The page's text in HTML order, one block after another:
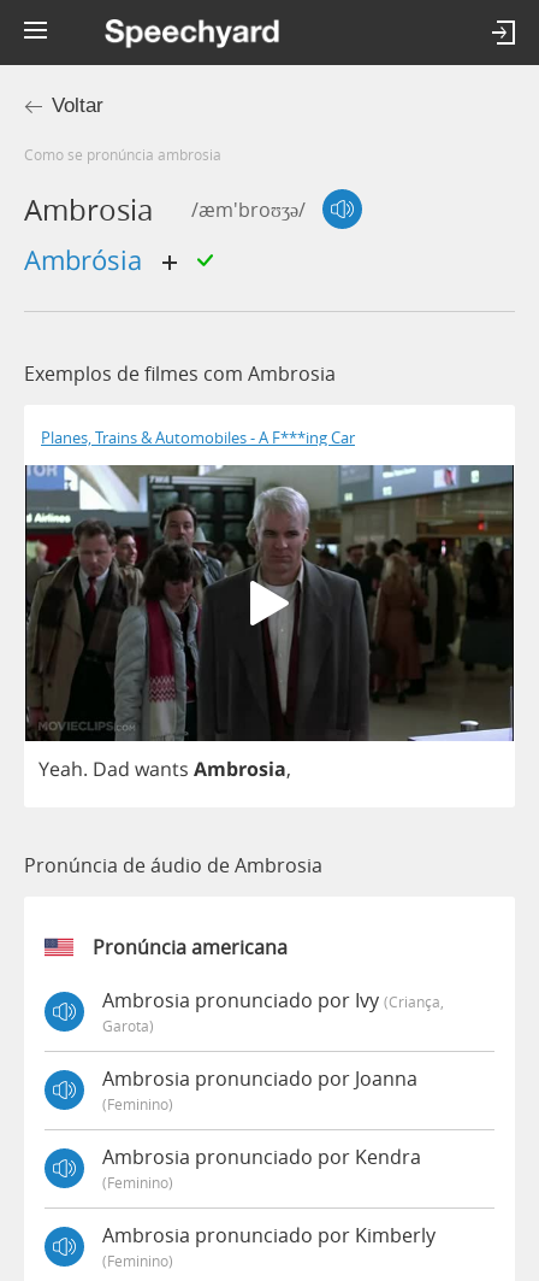
Voltar
Como se pronúncia ambrosia
Ambrosia /æm'broʊʒə/
ambrósia
Exemplos de filmes com Ambrosia
Planes, Trains & Automobiles - A F***ing Car
Yeah. Dad wants Ambrosia,
Pronúncia de áudio de Ambrosia
Pronúncia americana
Ambrosia pronunciado por Ivy (criança,
Garota)
Ambrosia pronunciado por Joanna
(feminino)
Ambrosia pronunciado por Kendra
(feminino)
Ambrosia pronunciado por Kimberly
(feminino)